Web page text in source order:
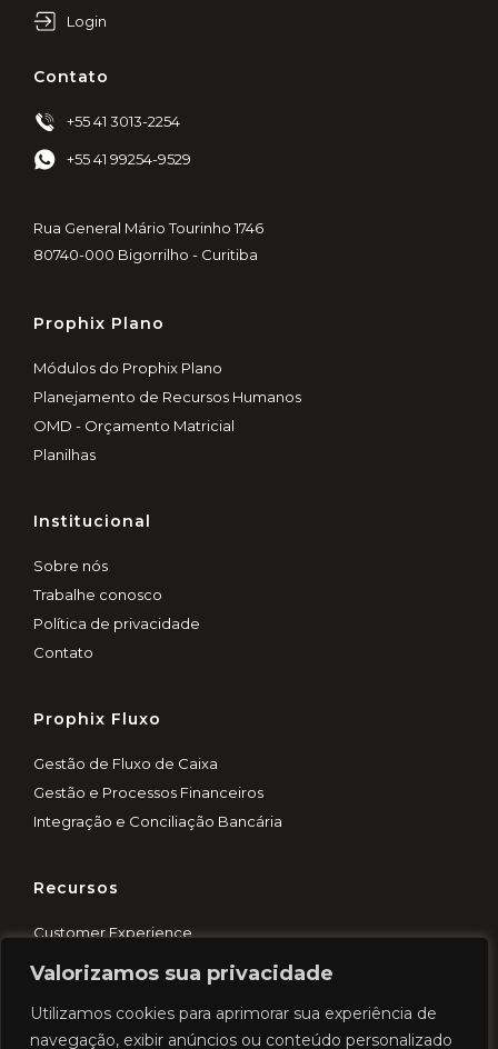
Valorizamos sua privacidade
Utilizamos cookies para aprimorar sua experiência de
navegação, exibir anúncios ou conteúdo personalizado
Login
Contato
+55 41 3013-2254
+55 41 99254-9529
Rua General Mário Tourinho 1746
80740-000 Bigorrilho - Curitiba
Prophix Plano
Módulos do Prophix Plano
Planejamento de Recursos Humanos
OMD - Orçamento Matricial
Planilhas
Institucional
Sobre nós
Trabalhe conosco
Política de privacidade
Contato
Prophix Fluxo
Gestão de Fluxo de Caixa
Gestão e Processos Financeiros
Integração e Conciliação Bancária
Recursos
Customer Experience
Blog
Cases